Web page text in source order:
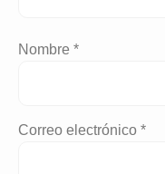
Nombre *
Correo electrónico *